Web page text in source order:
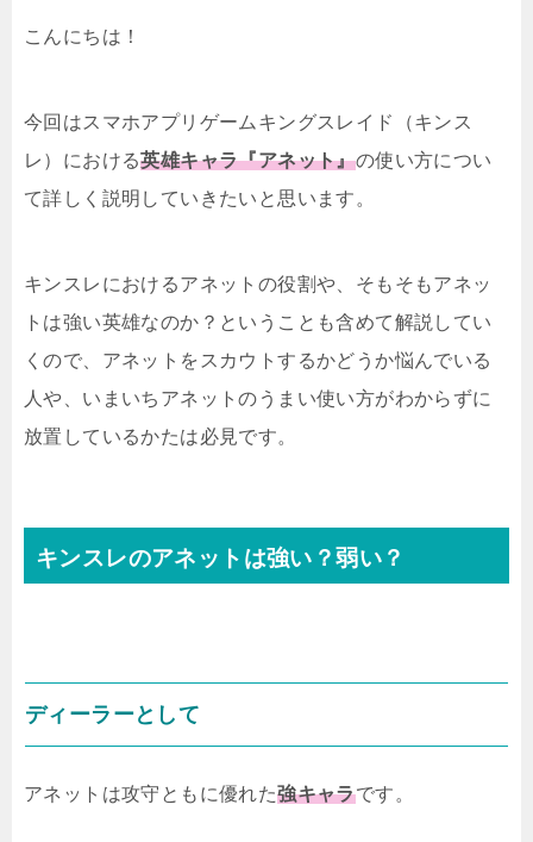
こんにちは！
今回はスマホアプリゲームキングスレイド（キンス
レ）における英雄キャラ『アネット』の使い方につい
て詳しく説明していきたいと思います。
キンスレにおけるアネットの役割や、そもそもアネッ
トは強い英雄なのか？ということも含めて解説してい
くので、アネットをスカウトするかどうか悩んでいる
人や、いまいちアネットのうまい使い方がわからずに
放置しているかたは必見です。
キンスレのアネットは強い？弱い？
ディーラーとして
アネットは攻守ともに優れた強キャラです。